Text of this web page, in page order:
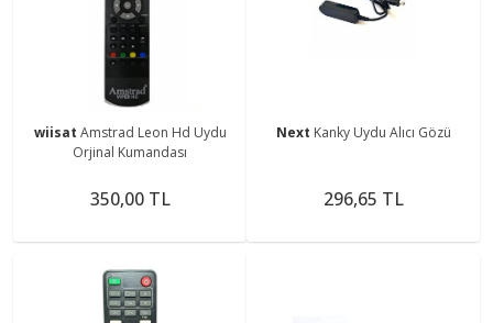
wiisat Amstrad Leon Hd Uydu
Orjinal Kumandası
350,00 TL
Next Kanky Uydu Alıcı Gözü
296,65 TL